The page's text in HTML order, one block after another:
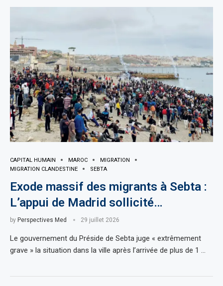
CAPITAL HUMAIN MAROC
MIGRATION
MIGRATION CLANDESTINE
SEBTA
Exode massif des migrants à Sebta :
L’appui de Madrid sollicité…
by Perspectives Med 29 juillet 2026
Le gouvernement du Préside de Sebta juge « extrêmement
grave » la situation dans la ville après l’arrivée de plus de 1 …